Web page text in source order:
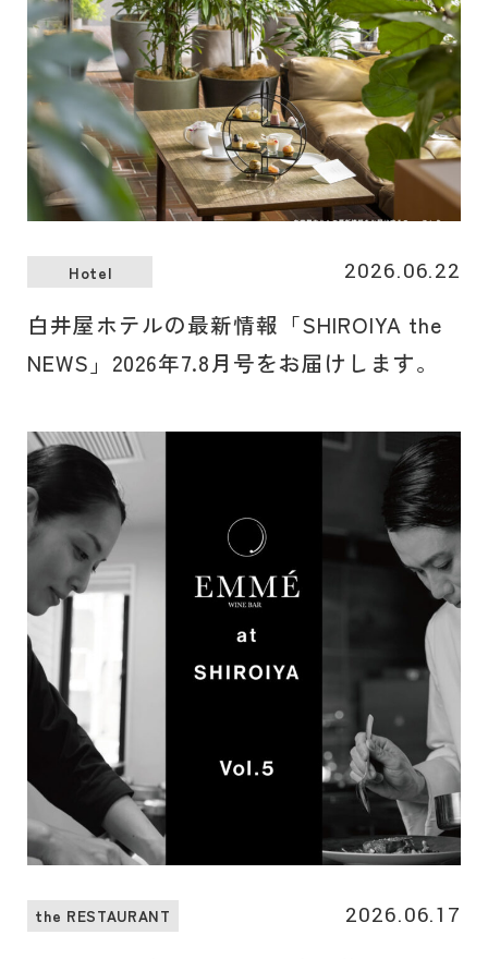
Hotel 2026.06.22
白井屋ホテルの最新情報「SHIROIYA the
NEWS」2026年7.8月号をお届けします。
the RESTAURANT 2026.06.17